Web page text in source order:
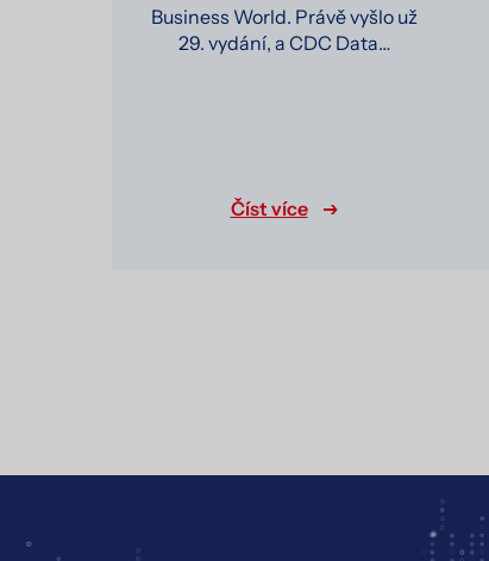
Business World. Právě vyšlo už
29. vydání, a CDC Data…
Číst více